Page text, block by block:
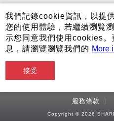
食譜查詢
夏普可購樂線上商城
服務條款
Copyright © 2026
我們記錄cookie資訊，以提
您的使用體驗，若繼續瀏覽
示您同意我們使用cookies。
息，請瀏覽瀏覽我們的 More
接受